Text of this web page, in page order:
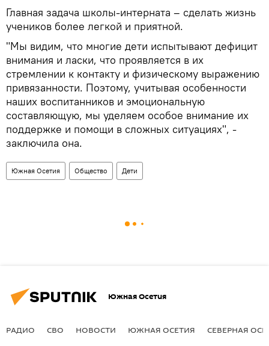
Главная задача школы-интерната – сделать жизнь
учеников более легкой и приятной.
"Мы видим, что многие дети испытывают дефицит
внимания и ласки, что проявляется в их
стремлении к контакту и физическому выражению
привязанности. Поэтому, учитывая особенности
наших воспитанников и эмоциональную
составляющую, мы уделяем особое внимание их
поддержке и помощи в сложных ситуациях", -
заключила она.
Южная Осетия Общество Дети
Южная Осетия
РАДИО СВО НОВОСТИ ЮЖНАЯ ОСЕТИЯ СЕВЕРНАЯ